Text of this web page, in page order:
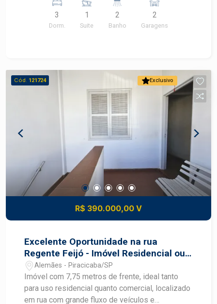
a poucos metros do Sam`s Club, Panobianco
Academia, Fuggi Sorvetes, entre outros. - 170m²
de área útil; - 3 dormitórios, sendo 1 suíte; - Sala
Construa o seu futuro com quem é agente de
desenvolvimento do mercado imobiliário de
Piracicaba. Agende sua visita!
3
Dorm.
1
Suite
2
Banho
2
Garagens
Exclusivo
Cód. 121724
R$ 390.000,00 V
Excelente Oportunidade na rua
Regente Feijó - Imóvel Residencial ou
Comercial
Alemães - Piracicaba/SP
Imóvel com 7,75 metros de frente, ideal tanto
para uso residencial quanto comercial, localizado
em rua com grande fluxo de veículos e